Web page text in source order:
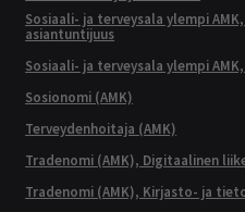
Sosiaali- ja terveysala ylempi
asiantuntijuus
Sosiaali- ja terveysala ylempi
Sosionomi (AMK)
Terveydenhoitaja (AMK)
Tradenomi (AMK), Digitaalinen
Tradenomi (AMK), Kirjasto- ja